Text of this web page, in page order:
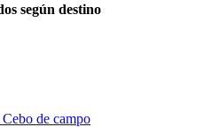
según destino